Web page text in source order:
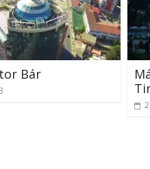
Bár